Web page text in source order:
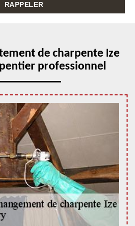
de charpente Ize
professionnel